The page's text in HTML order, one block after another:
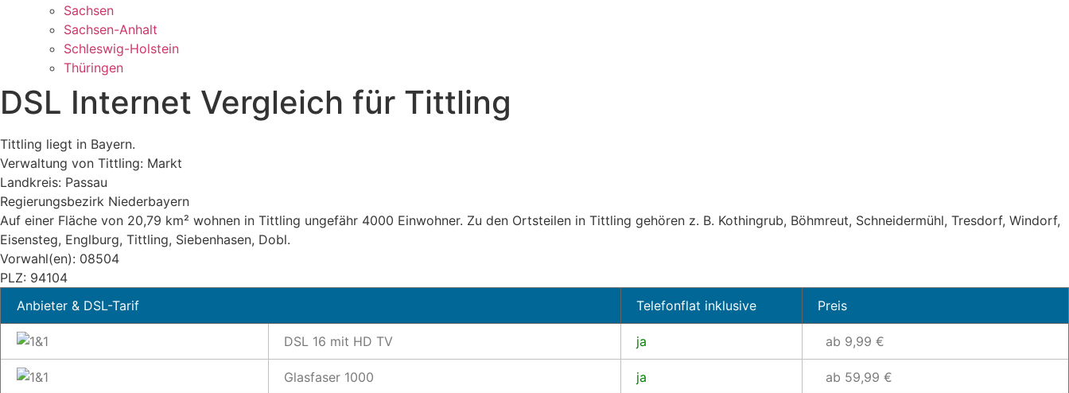
Sachsen
Sachsen-Anhalt
Schleswig-Holstein
Thüringen
DSL Internet Vergleich für Tittling
Tittling liegt in Bayern.
Verwaltung von Tittling: Markt
Landkreis: Passau
Regierungsbezirk Niederbayern
Auf einer Fläche von 20,79 km² wohnen in Tittling ungefähr 4000 Einwohner. Zu den Ortsteilen in Tittling gehören z. B. Kothingrub, Böhmreut, Schneidermühl, Tresdorf, Windorf,
Eisensteg, Englburg, Tittling, Siebenhasen, Dobl.
Vorwahl(en): 08504
PLZ: 94104
Anbieter & DSL-Tarif
Telefonflat inklusive Preis
DSL 16 mit HD TV ja ab 9,99 €
Glasfaser 1000 ja ab 59,99 €